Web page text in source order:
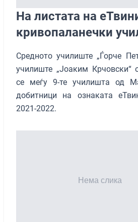
На листата на
кривопаланечки
Средното училиште „Ѓорче
училиште „Јоаким Крчовски“
се меѓу 9-те училишта од
добитници на ознаката
2021-2022.